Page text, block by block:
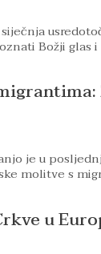
Božji glas
je u
molitve s
u